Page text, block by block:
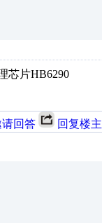
芯片HB6290
请回答 回复楼主